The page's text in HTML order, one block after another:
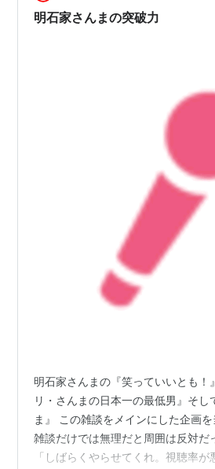
場でのスピーチだったがやはり喋り
明石家さんまの突破力
明石家さんまの『笑っていいとも！
リ・さんまの日本一の最低男』そし
ま』 この雑談をメインにした企画を
雑談だけでは無理だと周囲は反対だ
「しばらくやらせてくれ。視聴率が